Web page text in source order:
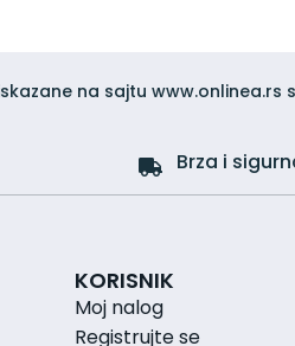
na sajtu www.onlinea.rs
Brza i
KORISNIK
Moj nalog
Registrujte se